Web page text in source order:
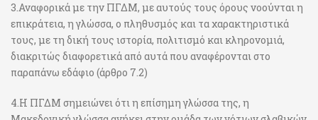
3.Αναφορικά με την ΠΓΔΜ, με αυτούς τους όρους νοούνται η
επικράτεια, η γλώσσα, ο πληθυσμός και τα χαρακτηριστικά
τους, με τη δική τους ιστορία, πολιτισμό και κληρονομιά,
διακριτώς διαφορετικά από αυτά που αναφέρονται στο
παραπάνω εδάφιο (άρθρο 7.2)
4.Η ΠΓΔΜ σημειώνει ότι η επίσημη γλώσσα της, η